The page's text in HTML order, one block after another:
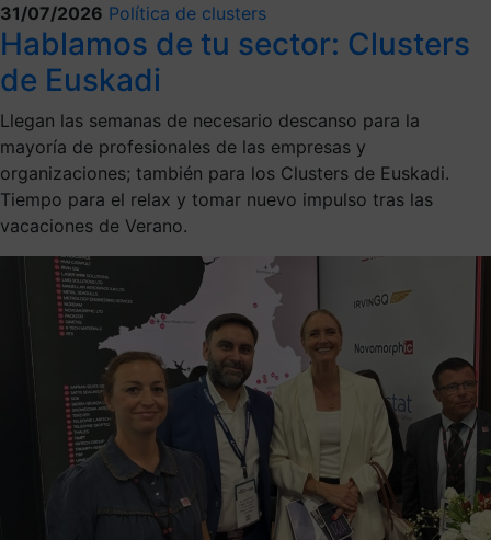
31/07/2026 Política de clusters
Hablamos de tu sector: Clusters
de Euskadi
Llegan las semanas de necesario descanso para la
mayoría de profesionales de las empresas y
organizaciones; también para los Clusters de Euskadi.
Tiempo para el relax y tomar nuevo impulso tras las
vacaciones de Verano.